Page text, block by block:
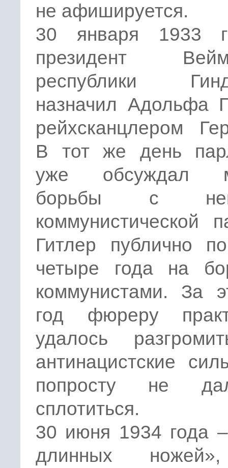
не афишируется.
30 января 1933
президент
республики
назначил Адольфа
рейхсканцлером
В тот же день
уже обсуждал
борьбы с
коммунистической
Гитлер публично
четыре года на
коммунистами. За
год фюреру
удалось
антинацистские
попросту не
сплотиться.
30 июня 1934 года
длинных